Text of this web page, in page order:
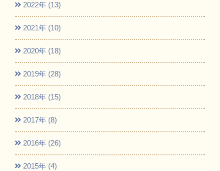
2022年 (13)
2021年 (10)
2020年 (18)
2019年 (28)
2018年 (15)
2017年 (8)
2016年 (26)
2015年 (4)